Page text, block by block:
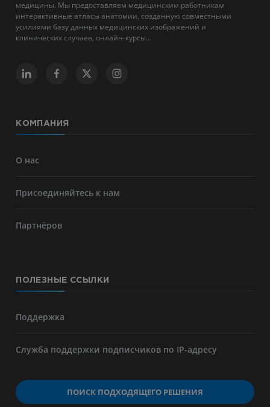
медицины. Мы предоставляем медицинским работникам
интерактивные атласы анатомии, созданную совместными
усилиями базу данных медицинских изображений и
клинических случаев, онлайн-курсы...
КОМПАНИЯ
О нас
Присоединяйтесь к нам
Партнёров
ПОЛЕЗНЫЕ ССЫЛКИ
Поддержка
Служба поддержки подписчиков по IP-адресу
ПОИСК ПОДХОДЯЩЕГО РЕШЕНИЯ